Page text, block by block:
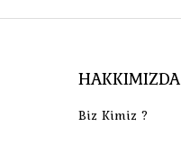
HAKKIMIZDA
Biz Kimiz ?